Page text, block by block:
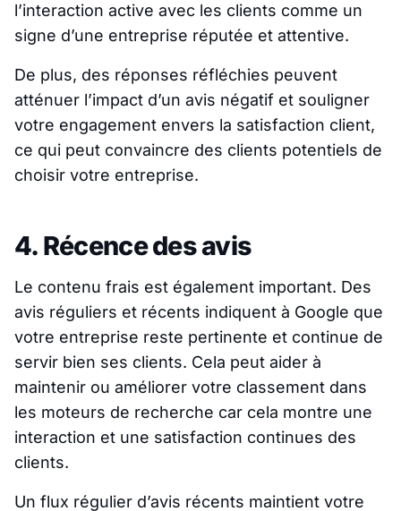
l’interaction active avec les clients comme un
signe d’une entreprise réputée et attentive.
De plus, des réponses réfléchies peuvent
atténuer l’impact d’un avis négatif et souligner
votre engagement envers la satisfaction client,
ce qui peut convaincre des clients potentiels de
choisir votre entreprise.
4. Récence des avis
Le contenu frais est également important. Des
avis réguliers et récents indiquent à Google que
votre entreprise reste pertinente et continue de
servir bien ses clients. Cela peut aider à
maintenir ou améliorer votre classement dans
les moteurs de recherche car cela montre une
interaction et une satisfaction continues des
clients.
Un flux régulier d’avis récents maintient votre